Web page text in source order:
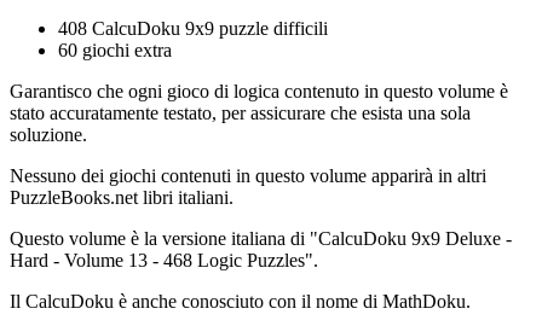
408 CalcuDoku 9x9 puzzle difficili
60 giochi extra
Garantisco che ogni gioco di logica contenuto in questo volume è
stato accuratamente testato, per assicurare che esista una sola
soluzione.
Nessuno dei giochi contenuti in questo volume apparirà in altri
PuzzleBooks.net libri italiani.
Questo volume è la versione italiana di "CalcuDoku 9x9 Deluxe -
Hard - Volume 13 - 468 Logic Puzzles".
Il CalcuDoku è anche conosciuto con il nome di MathDoku.